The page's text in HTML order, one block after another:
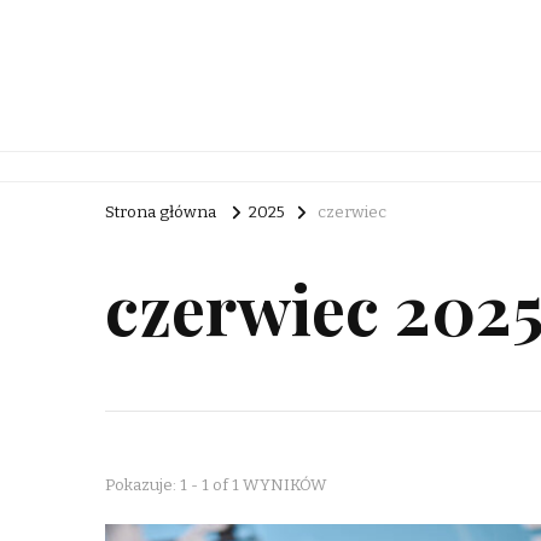
Strona główna 2025 czerwiec
czerwiec
Pokazuje: 1 - 1 of 1 WYNIKÓW